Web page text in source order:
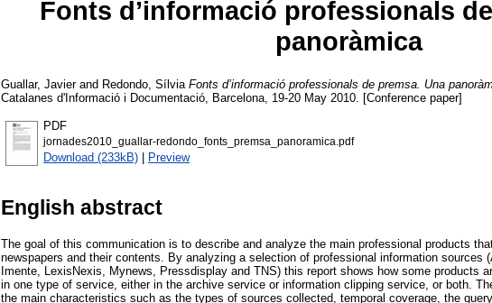
Fonts d’informació professionals
panoràmica
Guallar, Javierand Redondo, Sílvia Fonts d’informació professionals de premsa. Una
Catalanes d'Informació i Documentació, Barcelona, 19-20 May 2010. [Conference paper]
PDF
jornades2010_guallar-redondo_fonts_premsa_panoramica.pdf
Download (233kB) | Preview
English abstract
The goal of this communication is to describe and analyze the main professional products
newspapers and their contents. By analyzing a selection of professional information sources
Imente, LexisNexis, Mynews, Pressdisplay and TNS) this report shows how some products
in one type of service, either in the archive service or information clipping service, or both.
the main characteristics such as the types of sources collected, temporal coverage, the